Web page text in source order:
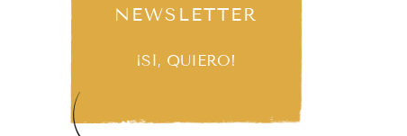
NEWSLETTER
¡SÍ, QUIERO!